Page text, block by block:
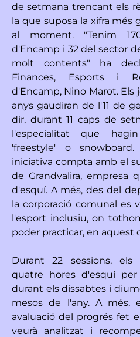
de setmana trencant els
la que suposa la xifra més
al moment. "Tenim
d'Encamp i 32 del sector
molt contents" ha
Finances, Esports i
d'Encamp, Nino Marot. Els
anys gaudiran de l'11 de
dir, durant 11 caps de
l'especialitat que
'freestyle' o
iniciativa compta amb el
de Grandvalira, empresa
d'esquí. A més, des del
la corporació comunal es
l'esport inclusiu, on
poder practicar, en aquest
Durant 22 sessions,
quatre hores d'esquí
durant els dissabtes i
mesos de l'any. A més,
avaluació del progrés fet
veurà analitzat i